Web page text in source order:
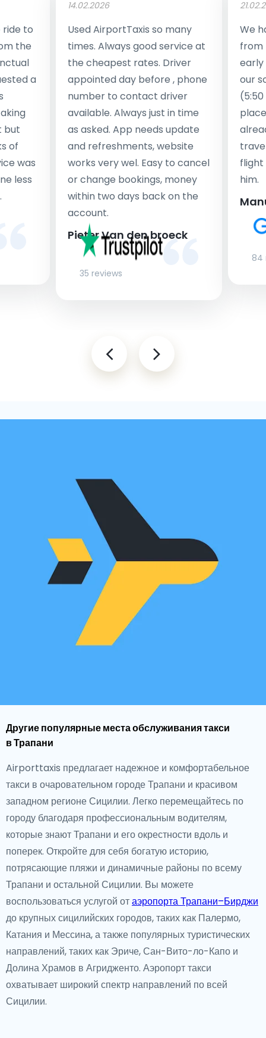
to
the
a
but
of
was
less
14.02.2026
Used AirportTaxis so many
times. Always good service at
the cheapest rates. Driver
appointed day before , phone
number to contact driver
available. Always just in time
as asked. App needs update
and refreshments, website
works very wel. Easy to cancel
or change bookings, money
within two days back on the
account.
Pieter Van den broeck
35 reviews
We
from
early
our
flight
him.
84
Другие популярные места обслуживания такси
в Трапани
Airporttaxis предлагает надежное и комфортабельное
такси в очаровательном городе Трапани и красивом
западном регионе Сицилии. Легко перемещайтесь по
городу благодаря профессиональным водителям,
которые знают Трапани и его окрестности вдоль и
поперек. Откройте для себя богатую историю,
потрясающие пляжи и динамичные районы по всему
Трапани и остальной Сицилии. Вы можете
воспользоваться услугой отаэропорта Трапани–Бирджи
до крупных сицилийских городов, таких как Палермо,
Катания и Мессина, а также популярных туристических
направлений, таких как Эриче, Сан-Вито-ло-Капо и
Долина Храмов в Агридженто. Аэропорт такси
охватывает широкий спектр направлений по всей
Сицилии.